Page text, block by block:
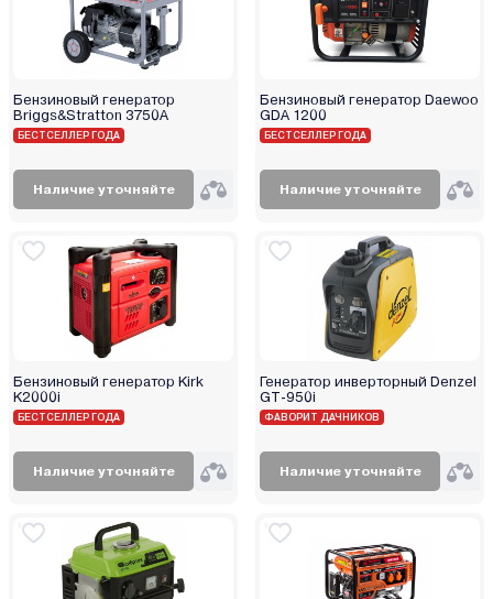
Бензиновый генератор
Briggs&Stratton 3750A
БЕСТСЕЛЛЕР ГОДА
Наличие уточняйте
Бензиновый генератор Daewoo
GDA 1200
БЕСТСЕЛЛЕР ГОДА
Наличие уточняйте
Бензиновый генератор Kirk
K2000i
БЕСТСЕЛЛЕР ГОДА
Наличие уточняйте
Генератор инверторный Denzel
GT-950i
ФАВОРИТ ДАЧНИКОВ
Наличие уточняйте